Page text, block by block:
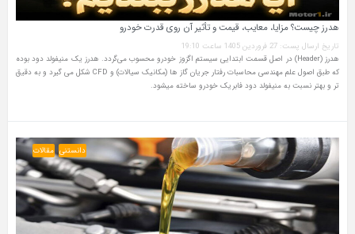
هدرز چیست؟ مزایا، معایب، قیمت و تأثیر آن روی قدرت خودرو
تاریخ ارسال پست: 27 فروردین 1405 ساعت 19:10
هدرز (Header) در اصل قسمت ابتدایی سیستم اگزوز خودرو محسوب می‌گردد. هدرز یک منیفولد دود بوده
که طبق اصول علم مهندسی محاسبات رفتار جریان گاز ها (مکانیک سیالات) و CFD شکل می گیرد و به دقیق
تر و بهتر نسبت به منیفولد دود فابریک خودرو ساخته میشود.
دانستنی مقالات